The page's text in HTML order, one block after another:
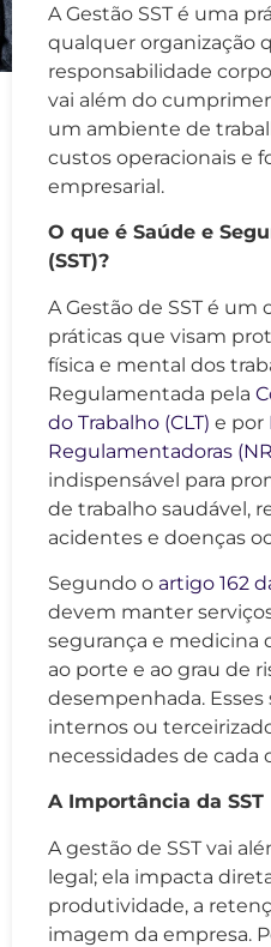
A Gestão SST é uma
qualquer organização
responsabilidade
vai além do
um ambiente de
custos operacionais e
empresarial.
O que é Saúde e
(SST)?
A Gestão de SST é
práticas que visam
física e mental dos
Regulamentada pela
do Trabalho (CLT) e por
Regulamentadoras
indispensável para
de trabalho saudável,
acidentes e doenças
Segundo o artigo 162
devem manter
segurança e medicina
ao porte e ao grau de
desempenhada.
internos ou
necessidades de cada
A Importância da SST
A gestão de SST vai
legal; ela impacta
produtividade, a
imagem da empresa.